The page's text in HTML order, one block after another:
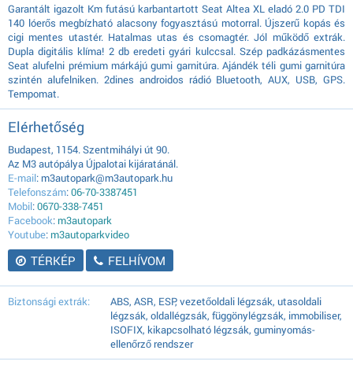
Garantált igazolt Km futású karbantartott Seat Altea XL eladó 2.0 PD TDI
140 lóerős megbízható alacsony fogyasztású motorral. Újszerű kopás és
cigi mentes utastér. Hatalmas utas és csomagtér. Jól működő extrák.
Dupla digitális klíma! 2 db eredeti gyári kulccsal. Szép padkázásmentes
Seat alufelni prémium márkájú gumi garnitúra. Ajándék téli gumi garnitúra
szintén alufelniken. 2dines androidos rádió Bluetooth, AUX, USB, GPS.
Tempomat.
Elérhetőség
Budapest, 1154. Szentmihályi út 90.
Az M3 autópálya Újpalotai kijáratánál.
E-mail: m3autopark@m3autopark.hu
Telefonszám:06-70-3387451
Mobil:0670-338-7451
Facebook: m3autopark
Youtube: m3autoparkvideo
TÉRKÉP FELHÍVOM
Biztonsági extrák:
ABS, ASR, ESP, vezetőoldali légzsák, utasoldali
légzsák, oldallégzsák, függönylégzsák, immobiliser,
ISOFIX, kikapcsolható légzsák, guminyomás-
ellenőrző rendszer